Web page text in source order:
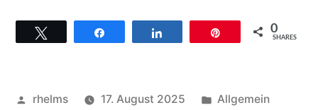
Gospel
sich
0
SHARES
Veröffentlicht
rhelms 17. August 2025
Veröffentlicht
Allgemein